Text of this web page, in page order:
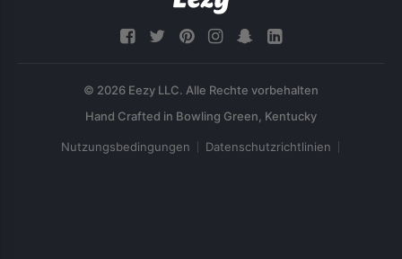
© 2026 Eezy LLC. Alle Rechte vorbehalten
Nutzungsbedingungen Datenschutzrichtlinien